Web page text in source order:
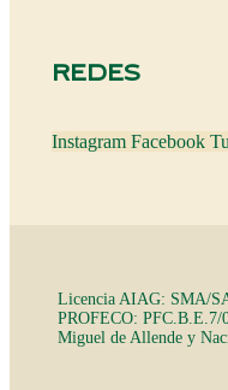
REDES
Instagram Facebook
Licencia AIAG: SMA/
PROFECO: PFC.B.E.7/
Miguel de Allende y